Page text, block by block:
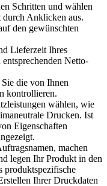
Schritten und wählen
durch Anklicken aus.
den gewünschten
Lieferzeit Ihres
Netto-
die von Ihnen
kontrollieren.
wählen, wie
Drucken. Ist
Eigenschaften
machen
legen Ihr Produkt in den
produktspezifische
Ihrer Druckdaten